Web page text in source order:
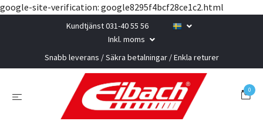
google-site-verification: google8295f4bcf28ce1c2.html
Kundtjänst 031-40 55 56
Inkl. moms
Snabb leverans / Säkra betalningar / Enkla returer
0